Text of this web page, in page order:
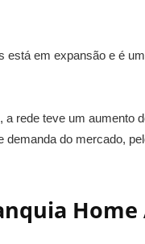
em expansão e é
rede teve um aumento
demanda do mercado,
Home